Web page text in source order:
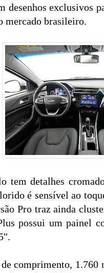
desenhos exclusivos
mercado brasileiro.
tem detalhes
é sensível ao
Pro traz ainda
possui um painel
comprimento,